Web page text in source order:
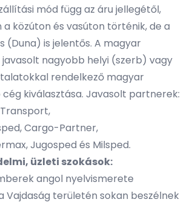
mód függ az áru jellegétől,
közúton és vasúton történik, de a
(Duna) is jelentős. A magyar
nagyobb helyi (szerb) vagy
rendelkező magyar
kiválasztása. Javasolt partnerek:
Transport,
,Cargo-Partner,
,Jugosped és Milsped.
üzleti szokások:
angol nyelvismerete
Vajdaság területén sokan beszélnek